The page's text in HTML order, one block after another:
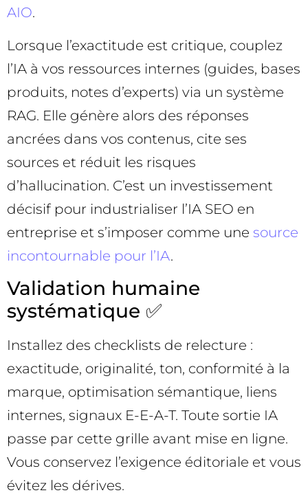
AIO.
Lorsque l’exactitude est critique, couplez
l’IA à vos ressources internes (guides, bases
produits, notes d’experts) via un système
RAG. Elle génère alors des réponses
ancrées dans vos contenus, cite ses
sources et réduit les risques
d’hallucination. C’est un investissement
décisif pour industrialiser l’IA SEO en
entreprise et s’imposer comme une source
incontournable pour l’IA.
Validation humaine
systématique ✅
Installez des checklists de relecture :
exactitude, originalité, ton, conformité à la
marque, optimisation sémantique, liens
internes, signaux E-E-A-T. Toute sortie IA
passe par cette grille avant mise en ligne.
Vous conservez l’exigence éditoriale et vous
évitez les dérives.